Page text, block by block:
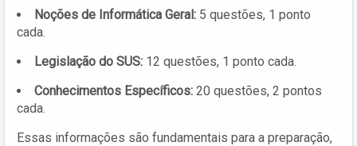
Noções de Informática Geral: 5 questões, 1 ponto
cada.
Legislação do SUS: 12 questões, 1 ponto cada.
Conhecimentos Específicos: 20 questões, 2 pontos
cada.
Essas informações são fundamentais para a preparação,